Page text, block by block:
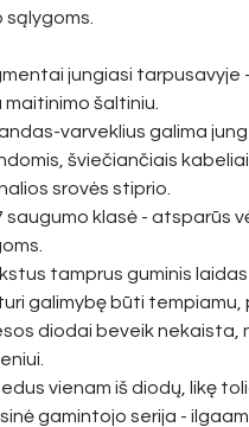
sąlygoms.
jungiasi tarpusavyje
maitinimo šaltiniu.
varveklius galima
šviečiančiais
srovės stiprio.
saugumo klasė - atsparūs
tamprus guminis
galimybę būti tempiamu,
diodai beveik
vienam iš diodų, likę
gamintojo serija -